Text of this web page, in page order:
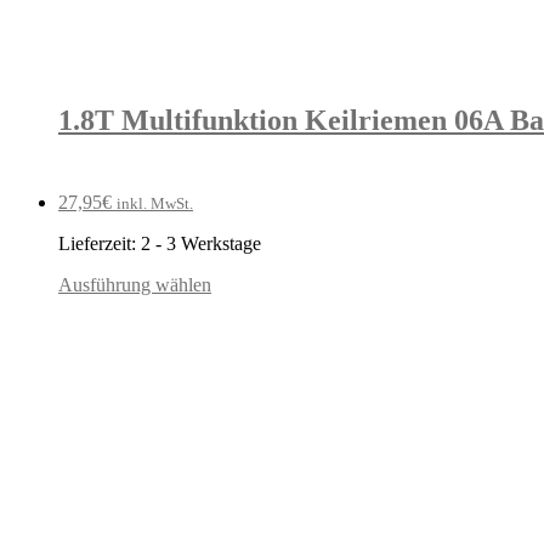
1.8T Multifunktion Keilriemen 06A
27,95€ inkl. MwSt.
Lieferzeit: 2 - 3 Werkstage
Ausführung wählen